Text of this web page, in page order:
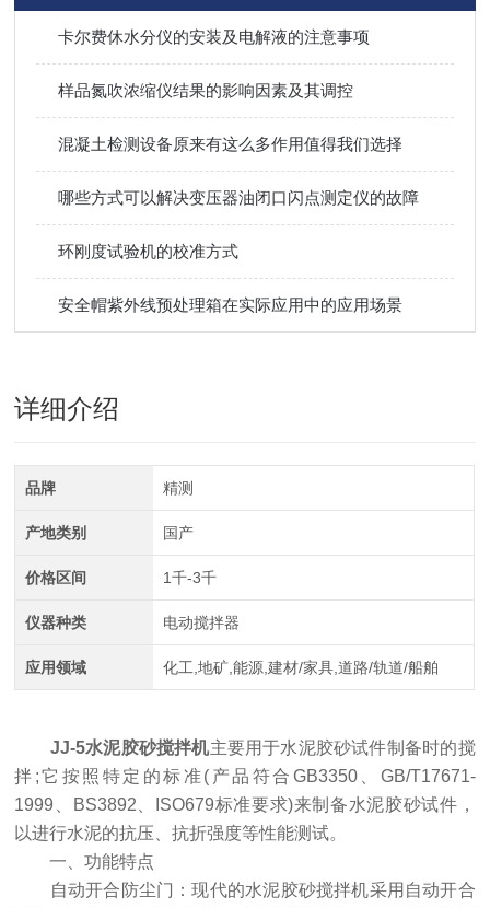
卡尔费休水分仪的安装及电解液的注意事项
样品氮吹浓缩仪结果的影响因素及其调控
混凝土检测设备原来有这么多作用值得我们选择
哪些方式可以解决变压器油闭口闪点测定仪的故障
环刚度试验机的校准方式
安全帽紫外线预处理箱在实际应用中的应用场景
详细介绍
品牌 精测
产地类别 国产
价格区间 1千-3千
仪器种类 电动搅拌器
应用领域 化工,地矿,能源,建材/家具,道路/轨道/船舶
JJ-5水泥胶砂搅拌机主要用于水泥胶砂试件制备时的搅
拌;它按照特定的标准(产品符合GB3350、GB/T17671-
1999、BS3892、ISO679标准要求)来制备水泥胶砂试件，
以进行水泥的抗压、抗折强度等性能测试。
一、功能特点
自动开合防尘门：现代的水泥胶砂搅拌机采用自动开合